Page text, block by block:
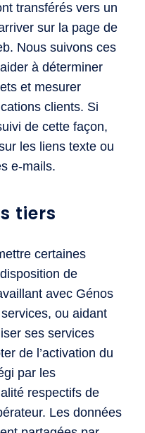
transférés vers un
sur la page de
Nous suivons ces
à déterminer
et mesurer
clients. Si
de cette façon,
les liens texte ou
e-mails.
tiers
certaines
de
avec Génos
ou aidant
ses services
de l’activation du
par les
respectifs de
Les données